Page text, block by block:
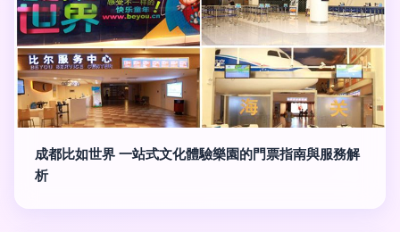
成都比如世界 一站式文化體驗樂園的門票指南與服務解
析